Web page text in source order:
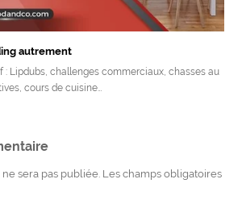
autrement
: Lipdubs, challenges commerciaux, chasses au
cours de cuisine…
sera pas publiée. Les champs obligatoires